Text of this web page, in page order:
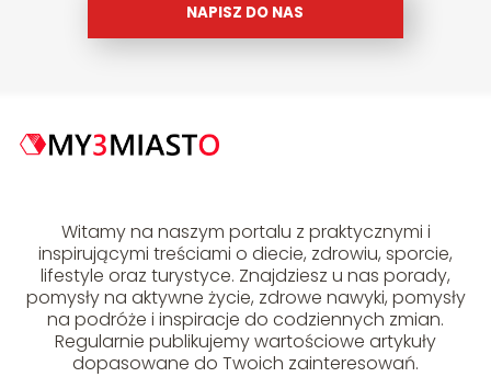
NAPISZ DO NAS
Witamy na naszym portalu z praktycznymi i
inspirującymi treściami o diecie, zdrowiu, sporcie,
lifestyle oraz turystyce. Znajdziesz u nas porady,
pomysły na aktywne życie, zdrowe nawyki, pomysły
na podróże i inspiracje do codziennych zmian.
Regularnie publikujemy wartościowe artykuły
dopasowane do Twoich zainteresowań.